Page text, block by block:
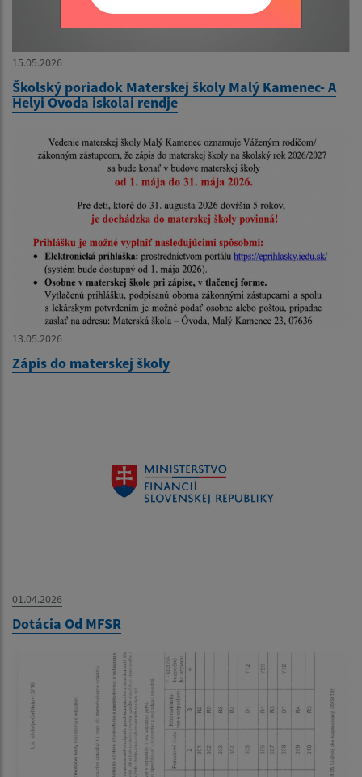
15.05.2026
Školský poriadok Materskej školy Malý Kamenec- A
Helyi Óvoda iskolai rendje
13.05.2026
Zápis do materskej školy
01.04.2026
Dotácia Od MFSR